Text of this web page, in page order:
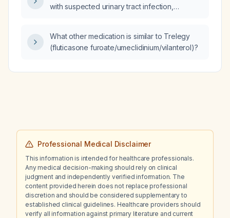
with suspected urinary tract infection,
What other medication is similar to Trelegy
(fluticasone furoate/umeclidinium/vilanterol)?
Professional Medical Disclaimer
This information is intended for healthcare professionals.
Any medical decision-making should rely on clinical
judgment and independently verified information. The
content provided herein does not replace professional
discretion and should be considered supplementary to
established clinical guidelines. Healthcare providers should
verify all information against primary literature and current